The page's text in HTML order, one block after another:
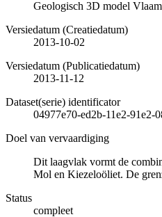
Geologisch 3D model
Versiedatum (Creatiedatum)
2013-10-02
Versiedatum (Publicatiedatum)
2013-11-12
Dataset(serie) identificator
04977e70-ed2b-11e2-91e2-
Doel van vervaardiging
Dit laagvlak vormt de
Mol en Kiezeloöliet. De
Status
compleet